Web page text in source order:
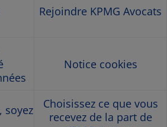
Rejoindre KPMG Avocats
Notice cookies
soyez
Choisissez ce que vous
recevez de la part de